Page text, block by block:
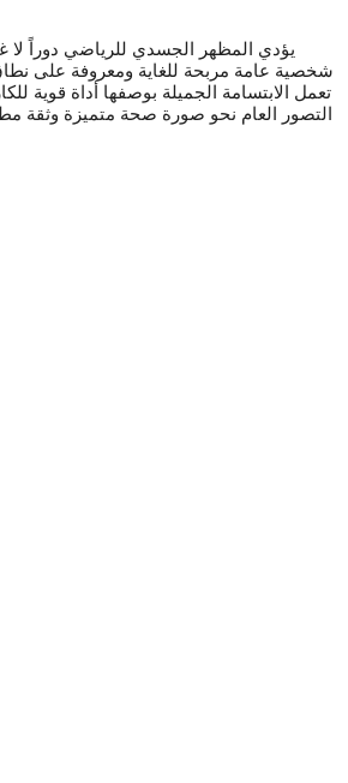
يؤدي المظهر الجسدي للرياضي دوراً
شخصية عامة مربحة للغاية ومعروفة على
تعمل الابتسامة الجميلة بوصفها أداة قوية
التصور العام نحو صورة صحة متميزة وثقة